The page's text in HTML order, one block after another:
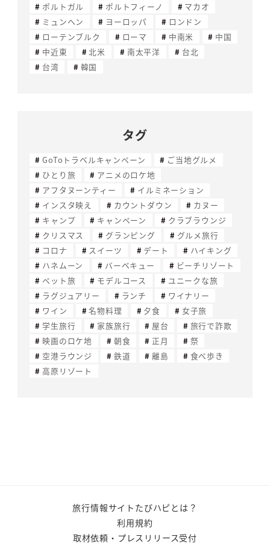
ポルトガル
ポルトフィーノ
マカオ
ミュンヘン
ヨーロッパ
ロンドン
ローテンブルク
ローマ 中南米
中国
中近東
北米 南太平洋
台北
台湾
韓国
タグ
GoToトラベルキャンペーン
ご当地グルメ
ひとり旅
アニメのロケ地
アフタヌーンティー
イルミネーション
インスタ映え
カウントダウン
カヌー
キャンプ
キャンペーン
クラブラウンジ
クリスマス
グランピング
グルメ旅行
コロナ
スイーツ デート
ハイキング
ハネムーン
バーベキュー
ビーチリゾート
ペット旅
モデルコース
ユニークな旅
ラグジュアリー
ランチ
ワイナリー
ワイン
名物料理 夕食
女子旅
学生旅行
家族旅行 屋台
旅行で詐欺
映画のロケ地
朝食 正月
祭
空港ラウンジ
鉄道 離島
食べ歩き
高原リゾート
旅行情報サイトたびハピとは？
利用規約
取材依頼・プレスリリース受付